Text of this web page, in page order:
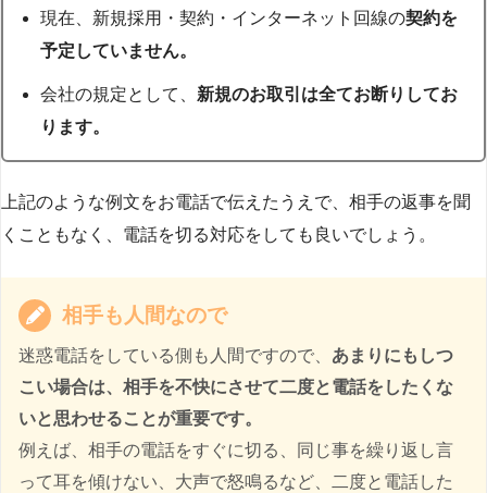
現在、新規採用・契約・インターネット回線の契約を
予定していません。
会社の規定として、 新規のお取引は全てお断りしてお
ります。
上記のような例文をお電話で伝えたうえで、相手の返事を聞
くこともなく、電話を切る対応をしても良いでしょう。
相手も人間なので
迷惑電話をしている側も人間ですので、 あまりにもしつ
こい場合は、相手を不快にさせて二度と電話をしたくな
いと思わせることが重要です。
例えば、相手の電話をすぐに切る、同じ事を繰り返し言
って耳を傾けない、大声で怒鳴るなど、二度と電話した